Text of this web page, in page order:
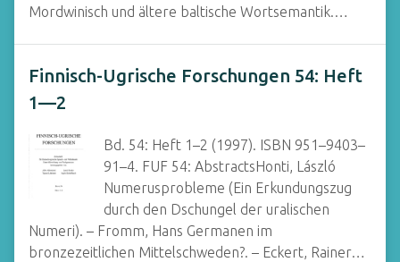
Mordwinisch und ältere baltische Wortsemantik.…
Finnisch-Ugrische Forschungen 54: Heft
1—2
Bd. 54: Heft 1–2 (1997). ISBN 951–9403–
91–4. FUF 54: AbstractsHonti, László
Numerusprobleme (Ein Erkundungszug
durch den Dschungel der uralischen
Numeri). – Fromm, Hans Germanen im
bronzezeitlichen Mittelschweden?. – Eckert, Rainer…